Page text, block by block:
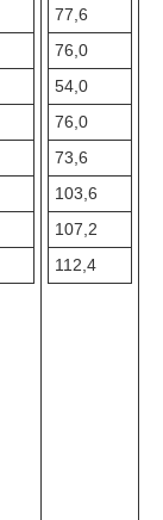
77,6
76,0
54,0
76,0
73,6
103,6
107,2
112,4